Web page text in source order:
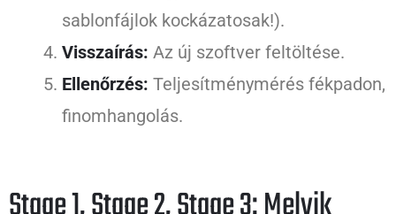
sablonfájlok kockázatosak!).
Visszaírás: Az új szoftver feltöltése.
Ellenőrzés: Teljesítménymérés fékpadon,
finomhangolás.